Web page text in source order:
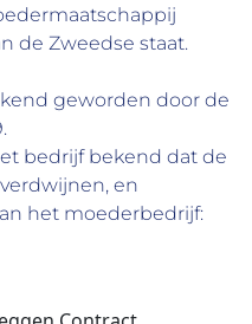
de Zweedse staat.
geworden door de
bedrijf bekend dat de
en
het moederbedrijf: